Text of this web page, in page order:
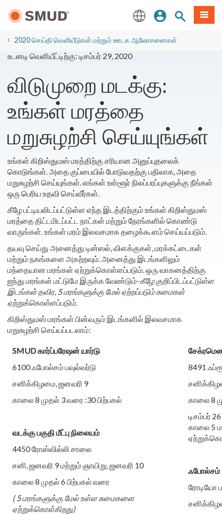
உள்ளடக்கத்திற்கு
உள்நுழையவும்
தளத் தேடல்
2020 செய்தி வெளியீடுகள் மற்றும் ஊடக ஆலோசனைகள்
உடனடி வெளியீட்டிற்கு: டிசம்பர் 29, 2020
விடுமுறை மடக்கு:
உங்கள் மரத்தை
மறுசுழற்சி செய்யுங்கள்
உங்கள் கிறிஸ்துமஸ் மரத்திற்கு சரியான அனுப்புதலைக்
கொடுங்கள். அதை குப்பையில் போடுவதற்கு பதிலாக, அதை
மறுசுழற்சி செய்யுங்கள். எங்கள் உள்ளூர் நிலப்பரப்புகளுக்கு நீங்கள்
ஒரு பெரிய உதவி செய்வீர்கள்.
கீழே பட்டியலிடப்பட்டுள்ள எந்த இடத்திற்கும் உங்கள் கிறிஸ்துமஸ்
மரத்தை திட்டமிடப்பட்ட நாட்கள் மற்றும் நேரங்களில் கொண்டு
வாருங்கள். உங்கள் மரம் இலவசமாக தழைக்கூளம் செய்யப்படும்.
தயவு செய்து அனைத்து டின்ஸல், விளக்குகள், மரக்கட்டைகள்
மற்றும் நகங்களை அகற்றவும். அனைத்து இடங்களிலும்
மந்தையான மரங்கள் ஏற்றுக்கொள்ளப்படும். ஒரு வாகனத்திற்கு
ஐந்து மரங்கள் மட்டுமே இருக்க வேண்டும்-கீழே குறிப்பிடப்பட்டுள்ள
இடங்கள் தவிர, 5 மரங்களுக்கு மேல் ஏற்றப்படும் சுமைகள்
ஏற்றுக்கொள்ளப்படும்.
கிறிஸ்துமஸ் மரங்கள் பின்வரும் இடங்களில் இலவசமாக
மறுசுழற்சி செய்யப்படலாம்:
SMUD கார்ப்பரேஷன் யார்டு
6100 ஃபோல்சம் பவுல்வர்டு
சனிக்கிழமை, ஜனவரி 9
காலை 8 முதல் 3 வரை :30 பிற்பகல்
வடக்கு பகுதி மீட்பு நிலையம்
4450 ரோஸ்வில்லி சாலை
சனி, ஜனவரி 9 மற்றும் ஞாயிறு, ஜனவரி 10
காலை 8 முதல் 6 பிற்பகல் வரை
( 5 மரங்களுக்கு மேல் உள்ள சுமைகளை
ஏற்றுக்கொள்கிறது)
8491
காலை 8
டிசம்பர்
காலை 5
ஃபோல்சம்
ரோடியோ